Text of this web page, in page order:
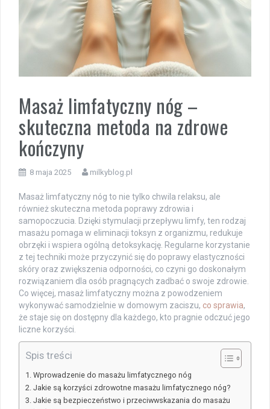
Masaż limfatyczny nóg –
skuteczna metoda na zdrowe
kończyny
8 maja 2025 milkyblog.pl
Masaż limfatyczny nóg to nie tylko chwila relaksu, ale
również skuteczna metoda poprawy zdrowia i
samopoczucia. Dzięki stymulacji przepływu limfy, ten rodzaj
masażu pomaga w eliminacji toksyn z organizmu, redukuje
obrzęki i wspiera ogólną detoksykację. Regularne korzystanie
z tej techniki może przyczynić się do poprawy elastyczności
skóry oraz zwiększenia odporności, co czyni go doskonałym
rozwiązaniem dla osób pragnących zadbać o swoje zdrowie.
Co więcej, masaż limfatyczny można z powodzeniem
wykonywać samodzielnie w domowym zaciszu, co sprawia,
że staje się on dostępny dla każdego, kto pragnie odczuć jego
liczne korzyści.
Spis treści
Wprowadzenie do masażu limfatycznego nóg
Jakie są korzyści zdrowotne masażu limfatycznego nóg?
Jakie są bezpieczeństwo i przeciwwskazania do masażu